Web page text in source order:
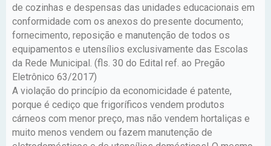
de cozinhas e despensas das unidades educacionais em
conformidade com os anexos do presente documento;
fornecimento, reposição e manutenção de todos os
equipamentos e utensílios exclusivamente das Escolas
da Rede Municipal. (fls. 30 do Edital ref. ao Pregão
Eletrônico 63/2017)
A violação do princípio da economicidade é patente,
porque é cediço que frigoríficos vendem produtos
cárneos com menor preço, mas não vendem hortaliças e
muito menos vendem ou fazem manutenção de